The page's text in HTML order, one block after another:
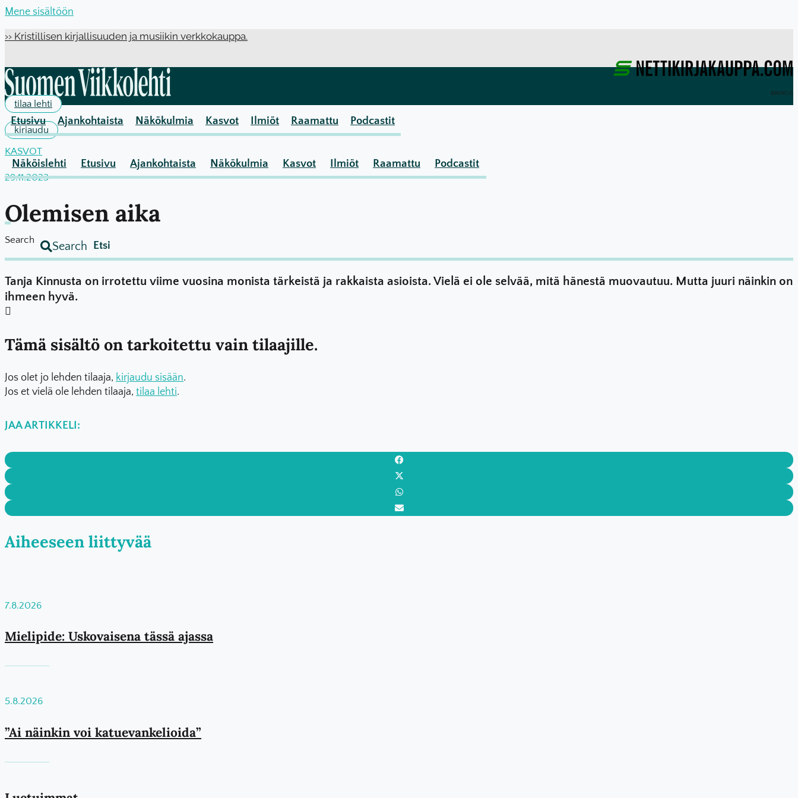
Mene sisältöön
›› Kristillisen kirjallisuuden ja musiikin verkkokauppa.
MAINOS
tilaa lehti
kirjaudu
Etusivu Ajankohtaista Näkökulmia Kasvot Ilmiöt Raamattu Podcastit
Näköislehti Etusivu Ajankohtaista Näkökulmia Kasvot Ilmiöt Raamattu Podcastit
Search Search
KASVOT
29.11.2023
Olemisen aika
Tanja Kinnusta on irrotettu viime vuosina monista tärkeistä ja rakkaista asioista. Vielä ei ole selvää, mitä hänestä muovautuu. Mutta juuri näinkin on
ihmeen hyvä.
Tämä sisältö on tarkoitettu vain tilaajille.
Jos olet jo lehden tilaaja, kirjaudu sisään.
Jos et vielä ole lehden tilaaja, tilaa lehti.
JAA ARTIKKELI:
Aiheeseen liittyvää
7.8.2026
Mielipide: Uskovaisena tässä ajassa
5.8.2026
”Ai näinkin voi katuevankelioida”